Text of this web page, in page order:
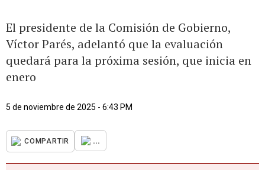
El presidente de la Comisión de Gobierno,
Víctor Parés, adelantó que la evaluación
quedará para la próxima sesión, que inicia en
enero
5 de noviembre de 2025 - 6:43 PM
COMPARTIR ...